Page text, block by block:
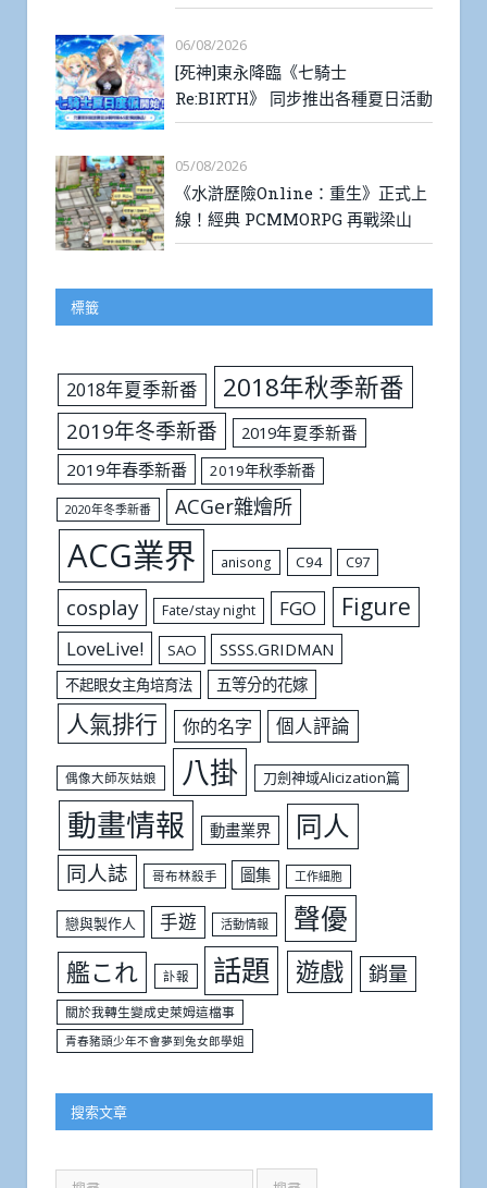
06/08/2026
[死神]東永降臨《七騎士
Re:BIRTH》 同步推出各種夏日活動
05/08/2026
《水滸歷險Online：重生》正式上
線！經典 PCMMORPG 再戰梁山
標籤
2018年夏季新番 2018年秋季新番
2019年冬季新番
2019年夏季新番
2019年春季新番
2019年秋季新番
2020年冬季新番 ACGer雜燴所
ACG業界 anisong C94 C97
cosplay Fate/stay night FGO Figure
LoveLive! SAO SSSS.GRIDMAN
不起眼女主角培育法 五等分的花嫁
人氣排行 你的名字 個人評論
偶像大師灰姑娘 八掛 刀劍神域Alicization篇
動畫情報 動畫業界 同人
同人誌 哥布林殺手 圖集 工作細胞
戀與製作人 手遊 活動情報 聲優
艦これ 訃報 話題 遊戲 銷量
關於我轉生變成史萊姆這檔事
青春豬頭少年不會夢到兔女郎學姐
搜索文章